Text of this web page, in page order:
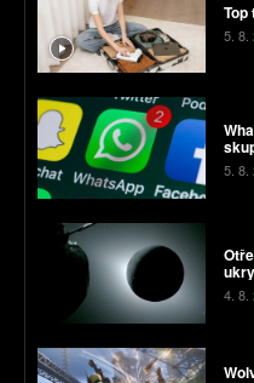
5. 8.
5. 8.
4. 8.